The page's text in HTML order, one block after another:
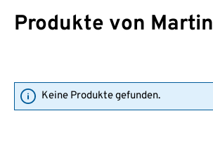
Produkte von Martin
Keine Produkte gefunden.